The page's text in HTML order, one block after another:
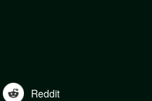
Reddit